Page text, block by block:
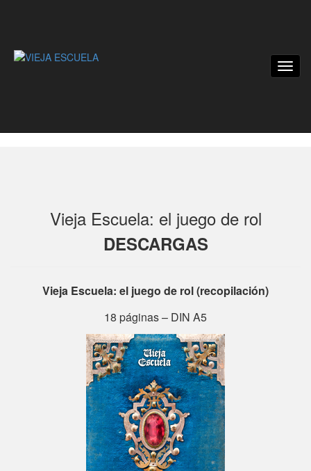
Vieja Escuela: el juego de rol
DESCARGAS
Vieja Escuela: el juego de rol (recopilación)
18 páginas – DIN A5